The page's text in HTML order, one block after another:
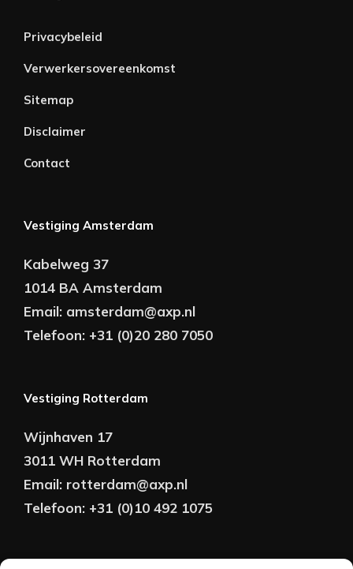
Privacybeleid
Verwerkersovereenkomst
Sitemap
Disclaimer
Contact
Vestiging Amsterdam
Kabelweg 37
1014 BA Amsterdam
Email: amsterdam@axp.nl
Telefoon: +31 (0)20 280 7050
Vestiging Rotterdam
Wijnhaven 17
3011 WH Rotterdam
Email: rotterdam@axp.nl
Telefoon: +31 (0)10 492 1075